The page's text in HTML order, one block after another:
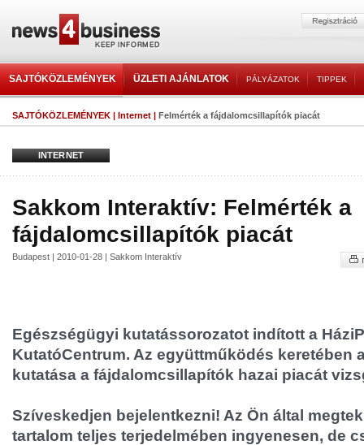
SAJTÓKÖZLEMÉNYEK ÜZLETI AJÁNLATOK PÁLYÁZATOK TIPPEK
SAJTÓKÖZLEMÉNYEK | Internet | Felmérték a fájdalomcsillapítók piacát
INTERNET
Sakkom Interaktív: Felmérték a
fájdalomcsillapítók piacát
Budapest | 2010-01-28 | Sakkom Interaktív
Egészségügyi kutatássorozatot indított a
KutatóCentrum. Az együttműködés keretében
kutatása a fájdalomcsillapítók hazai piacát
Szíveskedjen bejelentkezni! Az Ön által
tartalom teljes terjedelmében ingyenesen, de